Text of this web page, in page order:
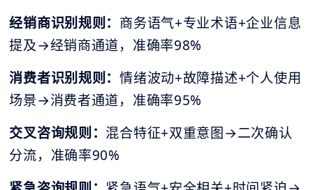
经销商识别规则： 商务语气+专业术语+企业信息
提及→经销商通道，准确率98%
消费者识别规则：情绪波动+故障描述+个人使用
场景→消费者通道，准确率95%
交叉咨询规则： 混合特征+双重意图→二次确认
分流，准确率90%